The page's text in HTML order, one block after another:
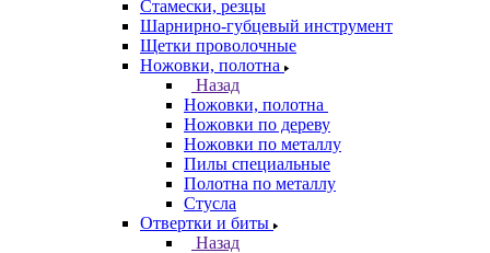
Стамески, резцы
Шарнирно-губцевый инструмент
Щетки проволочные
Ножовки, полотна
Назад
Ножовки, полотна
Ножовки по дереву
Ножовки по металлу
Пилы специальные
Полотна по металлу
Стусла
Отвертки и биты
Назад